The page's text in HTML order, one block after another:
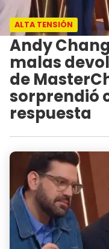
ALTA TENSIÓN
Andy
malas
de
sorprendió
respuesta